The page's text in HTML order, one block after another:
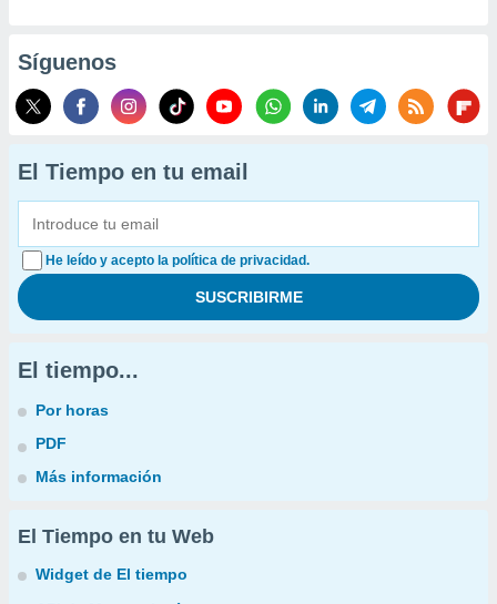
Síguenos
El Tiempo en tu email
He leído y acepto la política de privacidad.
El tiempo...
Por horas
PDF
Más información
El Tiempo en tu Web
Widget de El tiempo